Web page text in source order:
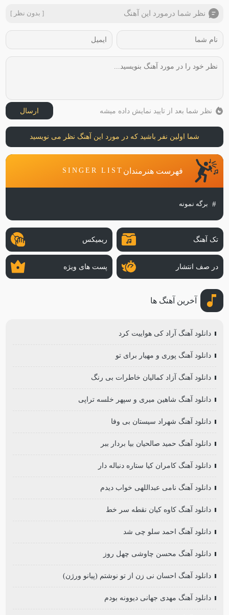
نظر شما درمورد این آهنگ [ بدون نظر ]
نظر شما بعد از تایید نمایش داده میشه ارسال
شما اولین نفر باشید که در مورد این آهنگ نظر می نویسید
فهرست هنرمندان SINGER LIST
برگه نمونه
تک آهنگ ریمیکس
در صف انتشار پست های ویژه
آخرین آهنگ ها
دانلود آهنگ آراد کی هواییت کرد
دانلود آهنگ پوری و مهیار برای تو
دانلود آهنگ آزاد کمالیان خاطرات بی رنگ
دانلود آهنگ شاهین میری و سپهر خلسه تراپی
دانلود آهنگ شهراد سیستان بی وفا
دانلود آهنگ حمید صالحیان بیا بردار ببر
دانلود آهنگ کامران کیا ستاره دنباله دار
دانلود آهنگ نامی عبداللهی خواب دیدم
دانلود آهنگ کاوه کیان نقطه سر خط
دانلود آهنگ احمد سلو چی شد
دانلود آهنگ محسن چاوشی چهل روز
دانلود آهنگ احسان نی زن از تو نوشتم (پیانو ورژن)
دانلود آهنگ مهدی جهانی دیوونه بودم